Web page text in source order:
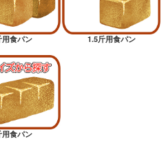
用食パン 1.5斤用食パン
用食パン